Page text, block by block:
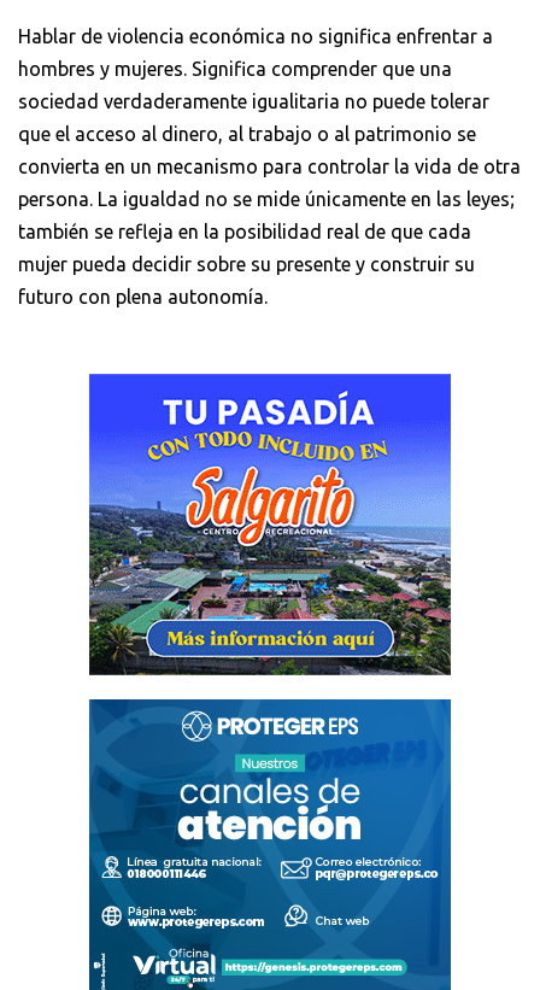
Hablar de violencia económica no significa enfrentar a
hombres y mujeres. Significa comprender que una
sociedad verdaderamente igualitaria no puede tolerar
que el acceso al dinero, al trabajo o al patrimonio se
convierta en un mecanismo para controlar la vida de otra
persona. La igualdad no se mide únicamente en las leyes;
también se refleja en la posibilidad real de que cada
mujer pueda decidir sobre su presente y construir su
futuro con plena autonomía.